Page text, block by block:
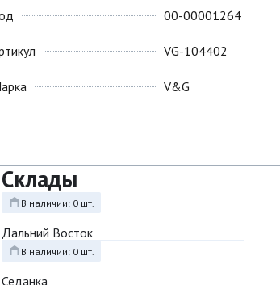
00-00001264
VG-104402
V&G
Склады
В наличии: 0 шт.
Дальний Восток
В наличии: 0 шт.
Седанка